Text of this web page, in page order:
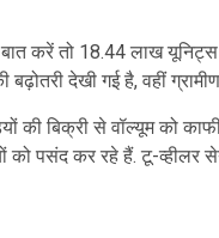
बात करें तो 18.44 लाख
देखी गई है, वहीं
की बिक्री से वॉल्यूम को
को पसंद कर रहे हैं. टू-